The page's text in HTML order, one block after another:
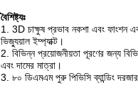
বৈশিষ্ট্যঃ
1. 3D চাক্ষুষ প্রভাব নকশা এবং ফাংশন
ভিজ্যুয়াল ইম্প্যাক্ট।
2. বিভিন্ন প্রয়োজনীয়তা পূরণের জন্য
এবং দামের মাত্রা।
3. ৮০ ডিএমএম পুরু পিভিসি ব্যান্ডিং